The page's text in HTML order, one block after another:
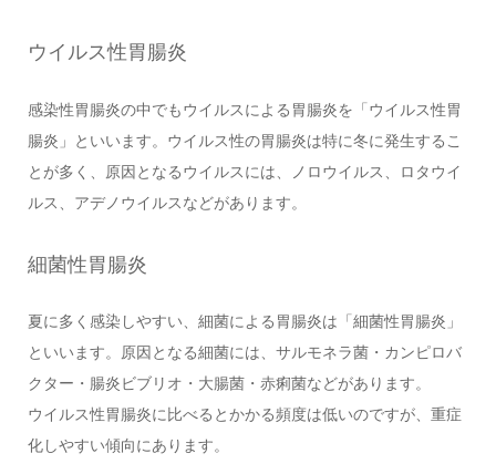
ウイルス性胃腸炎
感染性胃腸炎の中でもウイルスによる胃腸炎を「ウイルス性胃
腸炎」といいます。ウイルス性の胃腸炎は特に冬に発生するこ
とが多く、原因となるウイルスには、ノロウイルス、ロタウイ
ルス、アデノウイルスなどがあります。
細菌性胃腸炎
夏に多く感染しやすい、細菌による胃腸炎は「細菌性胃腸炎」
といいます。原因となる細菌には、サルモネラ菌・カンピロバ
クター・腸炎ビブリオ・大腸菌・赤痢菌などがあります。
ウイルス性胃腸炎に比べるとかかる頻度は低いのですが、重症
化しやすい傾向にあります。